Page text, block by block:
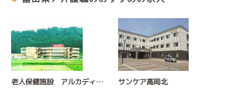
老人保健施設 アルカディア氷見 サンケア高岡北